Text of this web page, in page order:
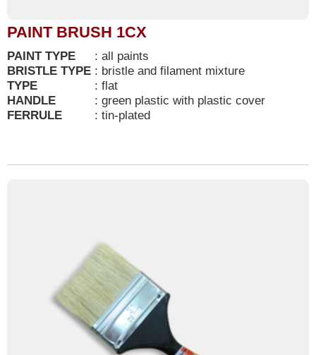
PAINT BRUSH 1CX
PAINT TYPE : all paints
BRISTLE TYPE : bristle and filament mixture
TYPE
: flat
HANDLE
: green plastic with plastic cover
FERRULE
: tin-plated